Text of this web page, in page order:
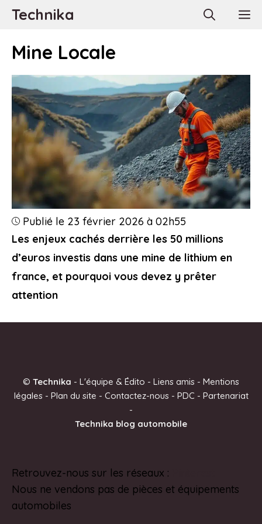
AllerTechnika
Mine Locale
Les enjeux cachés derrière les 50 millions
d’euros investis dans une mine de lithium en
france, et pourquoi vous devez y prêter
attention
Publié le 23 février 2026 à 02h55
© Technika - L'équipe & Édito - Liens amis - Mentions
légales- Plan du site - Contactez-nous- PDC - Partenariat
-
Technika blog automobile
Retrouvez-nous sur les réseaux :
Nous ne vendons pas de pièces et équipements
automobiles